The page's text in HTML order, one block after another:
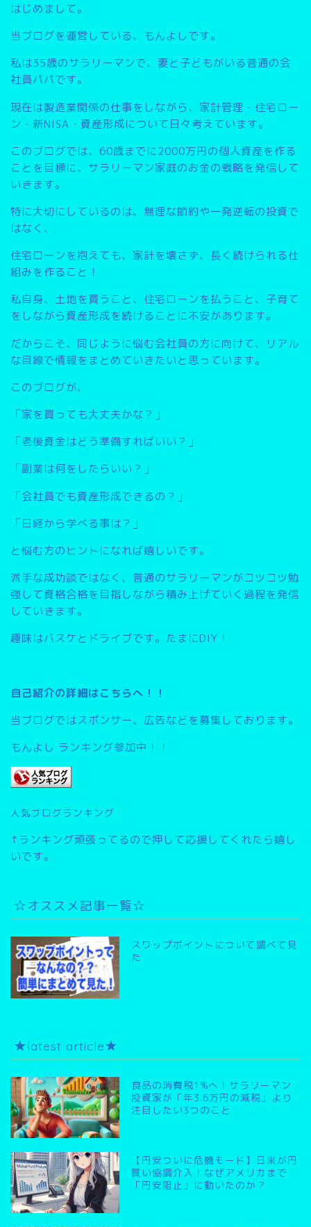
はじめまして。
当ブログを運営している、もんよしです。
私は35歳のサラリーマンで、妻と子どもがいる普通の会
社員パパです。
現在は製造業関係の仕事をしながら、家計管理・住宅ロー
ン・新NISA・資産形成について日々考えています。
このブログでは、 60歳までに2000万円の個人資産を作る
こと を目標に、サラリーマン家庭のお金の戦略を発信して
いきます。
特に大切にしているのは、無理な節約や一発逆転の投資で
はなく、
住宅ローンを抱えても、家計を壊さず、長く続けられる仕
組みを作ること ！
私自身、土地を買うこと、住宅ローンを払うこと、子育て
をしながら資産形成を続けることに不安があります。
だからこそ、同じように悩む会社員の方に向けて、リアル
な目線で情報をまとめていきたいと思っています。
このブログが、
「家を買っても大丈夫かな？」
「老後資金はどう準備すればいい？」
「副業は何をしたらいい？」
「会社員でも資産形成できるの？」
「日経から学べる事は？」
と悩む方のヒントになれば嬉しいです。
派手な成功談ではなく、普通のサラリーマンがコツコツ勉
強して資格合格を目指しながら積み上げていく過程を発信
していきます。
趣味はバスケとドライブです。たまにDIY！
自己紹介の詳細はこちらへ！！
当ブログではスポンサー、広告などを募集しております。
もんよし ランキング参加中！！
人気ブログランキング
↑ランキング頑張ってるので押して応援してくれたら嬉し
いです。
☆オススメ記事一覧☆
スワップポイントについて調べて見
た
★latest article★
食品の消費税1%へ！サラリーマン
投資家が「年3.6万円の減税」より
注目したい3つのこと
【円安ついに危機モード】日米が円
買い協調介入！なぜアメリカまで
「円安阻止」に動いたのか？